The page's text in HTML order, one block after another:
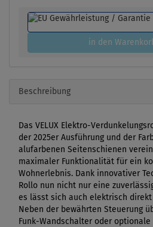
in den
Beschreibung
Das VELUX Elektro-
der 2025er Ausführung und der
alufarbenen Seitenschienen
maximaler Funktionalität für ein
Wohnerlebnis. Dank innovativer
Rollo nun nicht nur eine
es lässt sich auch elektrisch
Neben der bewährten Steuerung
Funk-Wandschalter oder